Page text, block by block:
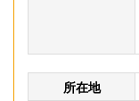
所在地